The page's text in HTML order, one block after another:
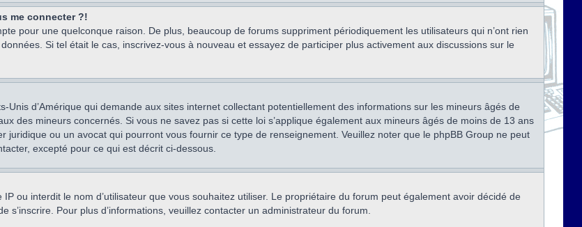
me connecter ?!
pour une quelconque raison. De plus, beaucoup de forums suppriment périodiquement les utilisateurs qui n’ont rien
Si tel était le cas, inscrivez-vous à nouveau et essayez de participer plus activement aux discussions sur le
Unis d’Amérique qui demande aux sites internet collectant potentiellement des informations sur les mineurs âgés de
des mineurs concernés. Si vous ne savez pas si cette loi s’applique également aux mineurs âgés de moins de 13 ans
ou un avocat qui pourront vous fournir ce type de renseignement. Veuillez noter que le phpBB Group ne peut
excepté pour ce qui est décrit ci-dessous.
ou interdit le nom d’utilisateur que vous souhaitez utiliser. Le propriétaire du forum peut également avoir décidé de
Pour plus d’informations, veuillez contacter un administrateur du forum.